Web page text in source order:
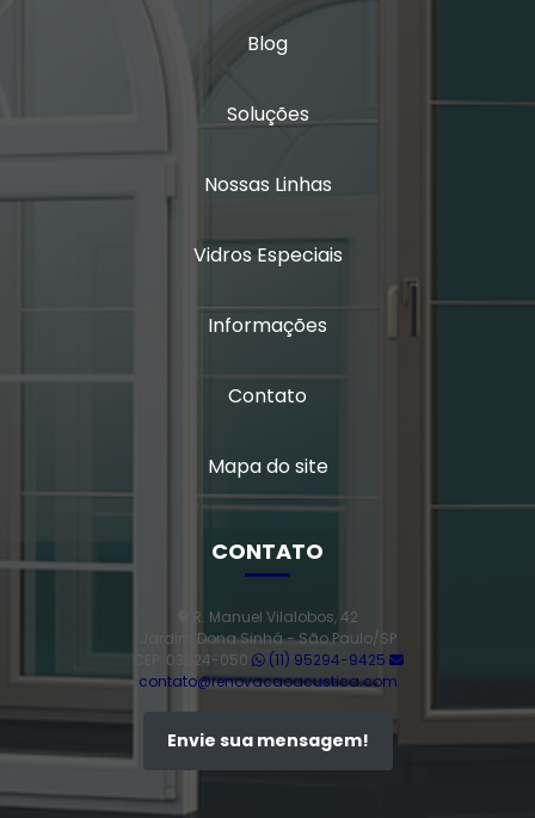
Blog
Soluções
Nossas Linhas
Vidros Especiais
Informações
Contato
Mapa do site
CONTATO
R. Manuel Vilalobos, 42
Jardim Dona Sinhá - São Paulo/SP
CEP: 03924-050
(11) 95294-9425
contato@renovacaoacustica.com
Envie sua mensagem!